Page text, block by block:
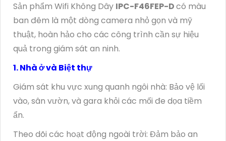
Sản phẩm Wifi Không Dây IPC-F46FEP-Dcó màu
ban đêm là một dòng camera nhỏ gọn và mỹ
thuật, hoàn hảo cho các công trình cần sự hiệu
quả trong giám sát an ninh.
1. Nhà ở và Biệt thự
Giám sát khu vực xung quanh ngôi nhà: Bảo vệ lối
vào, sân vườn, và gara khỏi các mối đe dọa tiềm
ẩn.
Theo dõi các hoạt động ngoài trời: Đảm bảo an